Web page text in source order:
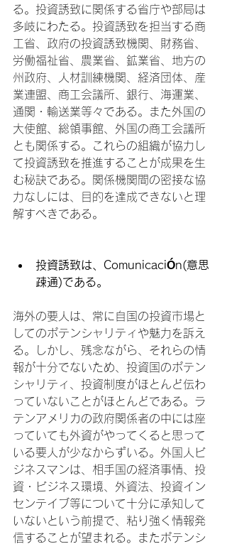
る。投資誘致に関係する省庁や部局は
多岐にわたる。投資誘致を担当する商
工省、政府の投資誘致機関、財務省、
労働福祉省、農業省、鉱業省、地方の
州政府、人材訓練機関、経済団体、産
業連盟、商工会議所、銀行、海運業、
通関・輸送業等々である。また外国の
大使館、総領事館、外国の商工会議所
とも関係する。これらの組織が協力し
て投資誘致を推進することが成果を生
む秘訣である。関係機関間の密接な協
力なしには、目的を達成できないと理
解すべきである。
投資誘致は、 ComunicaciÓn(意思
疎通)である。
海外の要人は、常に自国の投資市場と
してのポテンシャリティや魅力を訴え
る。しかし、残念ながら、それらの情
報が十分でないため、投資国のポテン
シャリティ、投資制度がほとんど伝わ
っていないことがほとんどである。ラ
テンアメリカの政府関係者の中には座
っていても外資がやってくると思って
いる要人が少なからずいる。外国人ビ
ジネスマンは、相手国の経済事情、投
資・ビジネス環境、外資法、投資イン
センテイブ等について十分に承知して
いないという前提で、粘り強く情報発
信することが望まれる。またポテンシ